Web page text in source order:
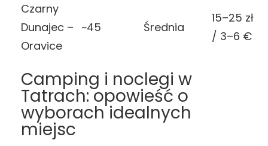
Czarny
Dunajec –
Oravice
~45 Średnia
15–25 zł
/ 3–6 €
Camping i noclegi w
Tatrach: opowieść o
wyborach idealnych
miejsc